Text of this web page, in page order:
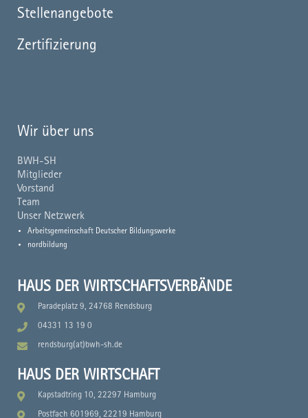
HAUS DER WIRTSCHAFTSVERBÄNDE
Paradeplatz 9, 24768 Rendsburg
04331 13 19 0
rendsburg(at)bwh-sh.de
HAUS DER WIRTSCHAFT
Kapstadtring 10, 22297 Hamburg
Postfach 601969, 22219 Hamburg
Wir über uns
BWH-SH
Mitglieder
Vorstand
Team
Unser Netzwerk
Arbeitsgemeinschaft Deutscher Bildungswerke
nordbildung
Stellenangebote
Zertifizierung